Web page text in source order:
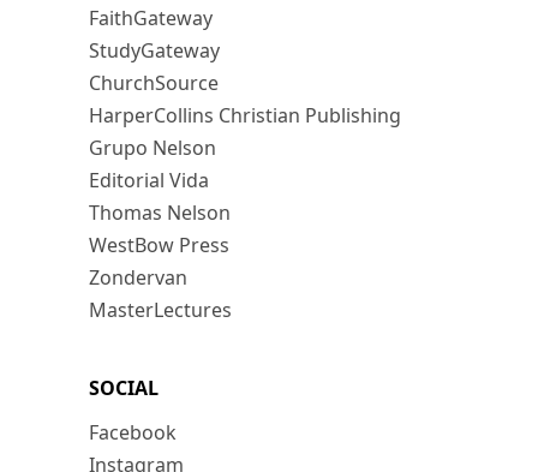
FaithGateway
StudyGateway
ChurchSource
HarperCollins Christian Publishing
Grupo Nelson
Editorial Vida
Thomas Nelson
WestBow Press
Zondervan
MasterLectures
SOCIAL
Facebook
Instagram